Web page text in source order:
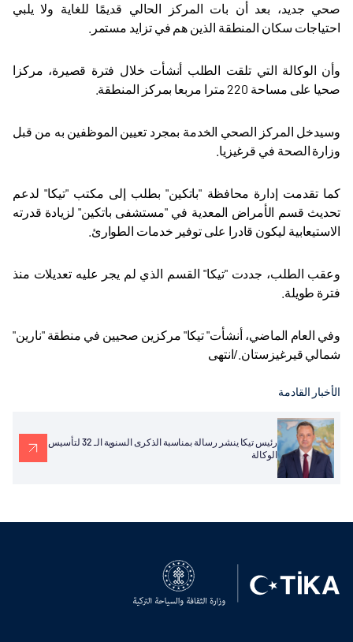
صحي جديد، بعد أن بات المركز الحالي قديمًا للغاية ولا يلبي
احتياجات سكان المنطقة الذين هم في تزايد مستمر
وأن الوكالة التي تلقت الطلب أنشأت خلال فترة قصيرة، مركزا
صحيا على مساحة 220 مترا مربعا بمركز المنطقة
وسيدخل المركز الصحي الخدمة بمجرد تعيين الموظفين به من قبل
وزارة الصحة في قرغيزيا
كما تقدمت إدارة محافظة "باتكين" بطلب إلى مكتب "تيكا" لدعم
تحديث قسم الأمراض المعدية في "مستشفى باتكين" لزيادة قدرته
الاستيعابية ليكون قادرا على توفير خدمات الطوارئ
وعقب الطلب، جددت "تيكا" القسم الذي لم يجر عليه تعديلات منذ
فترة طويلة
وفي العام الماضي، أنشأت" تيكا" مركزين صحيين في منطقة "نارين"
شمالي قيرغيزستان./انتهى
الأخبار القادمة
رئيس تيكا ينشر رسالة بمناسبة الذكرى السنوية الـ 32 لتأسيس
الوكالة